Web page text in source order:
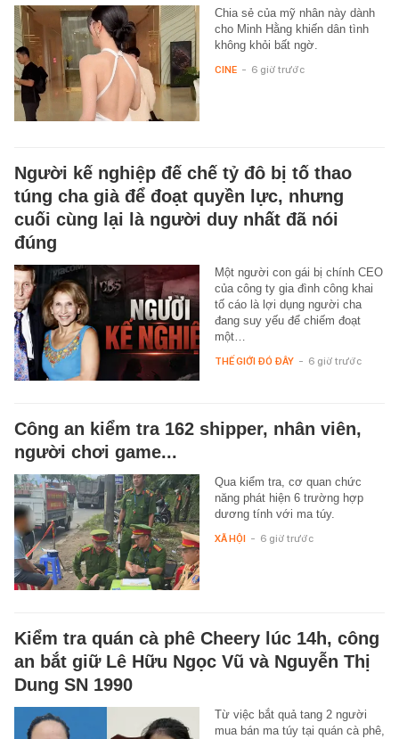
Chia sẻ của mỹ nhân này dành
cho Minh Hằng khiến dân tình
không khỏi bất ngờ.
CINE - 6 giờ trước
Người kế nghiệp đế chế tỷ đô bị tố thao
túng cha già để đoạt quyền lực, nhưng
cuối cùng lại là người duy nhất đã nói
đúng
Một người con gái bị chính CEO
của công ty gia đình công khai
tố cáo là lợi dụng người cha
đang suy yếu để chiếm đoạt
một…
THẾ GIỚI ĐÓ ĐÂY - 6 giờ trước
Công an kiểm tra 162 shipper, nhân viên,
người chơi game...
Qua kiểm tra, cơ quan chức
năng phát hiện 6 trường hợp
dương tính với ma túy.
XÃ HỘI - 6 giờ trước
Kiểm tra quán cà phê Cheery lúc 14h, công
an bắt giữ Lê Hữu Ngọc Vũ và Nguyễn Thị
Dung SN 1990
Từ việc bắt quả tang 2 người
mua bán ma túy tại quán cà phê,